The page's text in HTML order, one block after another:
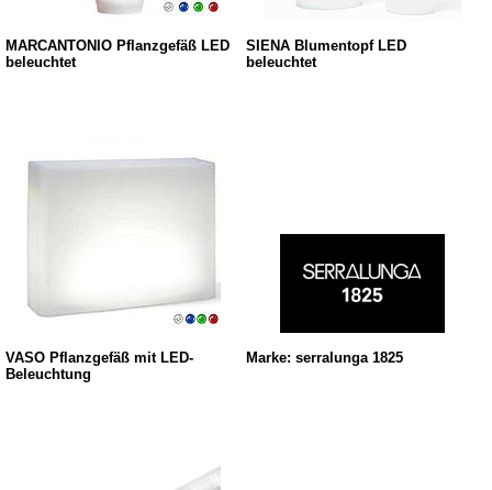
MARCANTONIO Pflanzgefäß LED
beleuchtet
SIENA Blumentopf LED
beleuchtet
VASO Pflanzgefäß mit LED-
Beleuchtung
Marke: serralunga 1825